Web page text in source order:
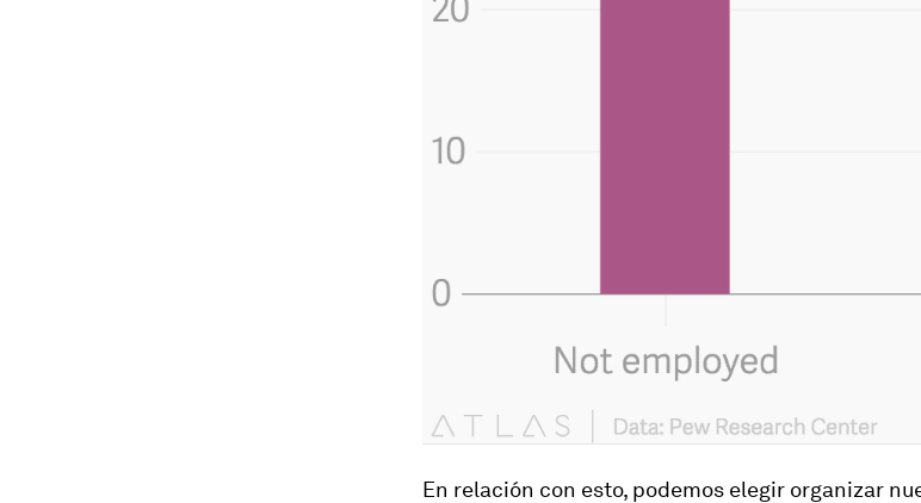
En relación con esto, podemos elegir organizar